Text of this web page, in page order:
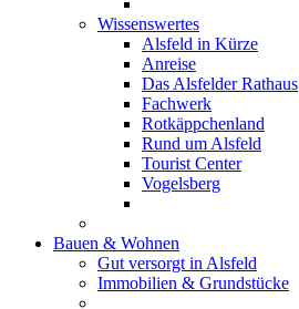
Wissenswertes
Alsfeld in Kürze
Anreise
Das Alsfelder Rathaus
Fachwerk
Rotkäppchenland
Rund um Alsfeld
Tourist Center
Vogelsberg
Bauen & Wohnen
Gut versorgt in Alsfeld
Immobilien & Grundstücke